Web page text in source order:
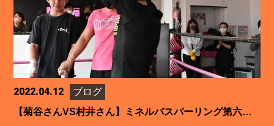
2022.04.12
ブログ
【菊谷さんVS村井さん】ミネルバスパーリング第六試合